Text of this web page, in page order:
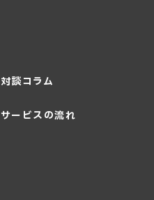
対談コラム
サービスの流れ